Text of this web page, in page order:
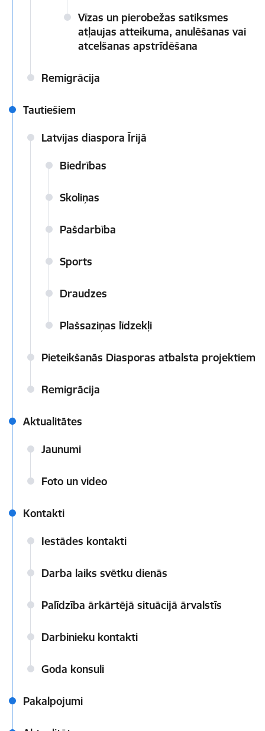
Vīzas un pierobežas satiksmes
atļaujas atteikuma, anulēšanas vai
atcelšanas apstrīdēšana
Remigrācija
Tautiešiem
Latvijas diaspora Īrijā
Biedrības
Skoliņas
Pašdarbība
Sports
Draudzes
Plašsaziņas līdzekļi
Pieteikšanās Diasporas atbalsta projektiem
Remigrācija
Aktualitātes
Jaunumi
Foto un video
Kontakti
Iestādes kontakti
Darba laiks svētku dienās
Palīdzība ārkārtējā situācijā ārvalstīs
Darbinieku kontakti
Goda konsuli
Pakalpojumi